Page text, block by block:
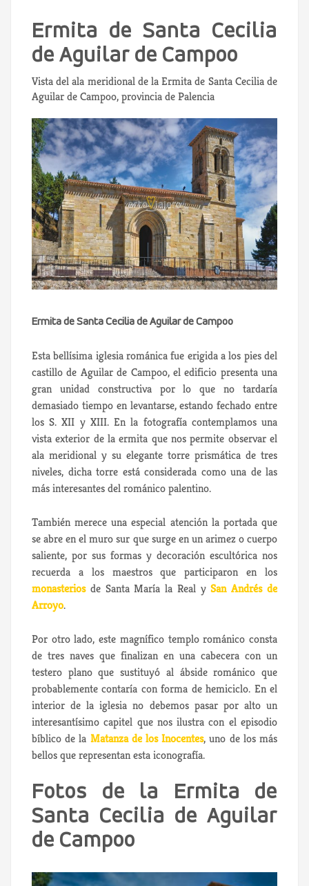
Ermita de Santa Cecilia
de Aguilar de Campoo
Vista del ala meridional de la Ermita de Santa Cecilia de
Aguilar de Campoo, provincia de Palencia
Ermita de Santa Cecilia de Aguilar de Campoo
Esta bellísima iglesia románica fue erigida a los pies del
castillo de Aguilar de Campoo, el edificio presenta una
gran unidad constructiva por lo que no tardaría
demasiado tiempo en levantarse, estando fechado entre
los S. XII y XIII. En la fotografía contemplamos una
vista exterior de la ermita que nos permite observar el
ala meridional y su elegante torre prismática de tres
niveles, dicha torre está considerada como una de las
más interesantes del románico palentino.
También merece una especial atención la portada que
se abre en el muro sur que surge en un arimez o cuerpo
saliente, por sus formas y decoración escultórica nos
recuerda a los maestros que participaron en los
monasteriosde Santa María la Real ySan Andrés de
Arroyo.
Por otro lado, este magnífico templo románico consta
de tres naves que finalizan en una cabecera con un
testero plano que sustituyó al ábside románico que
probablemente contaría con forma de hemiciclo. En el
interior de la iglesia no debemos pasar por alto un
interesantísimo capitel que nos ilustra con el episodio
bíblico de la Matanza de los Inocentes, uno de los más
bellos que representan esta iconografía.
Fotos de la Ermita de
Santa Cecilia de Aguilar
de Campoo